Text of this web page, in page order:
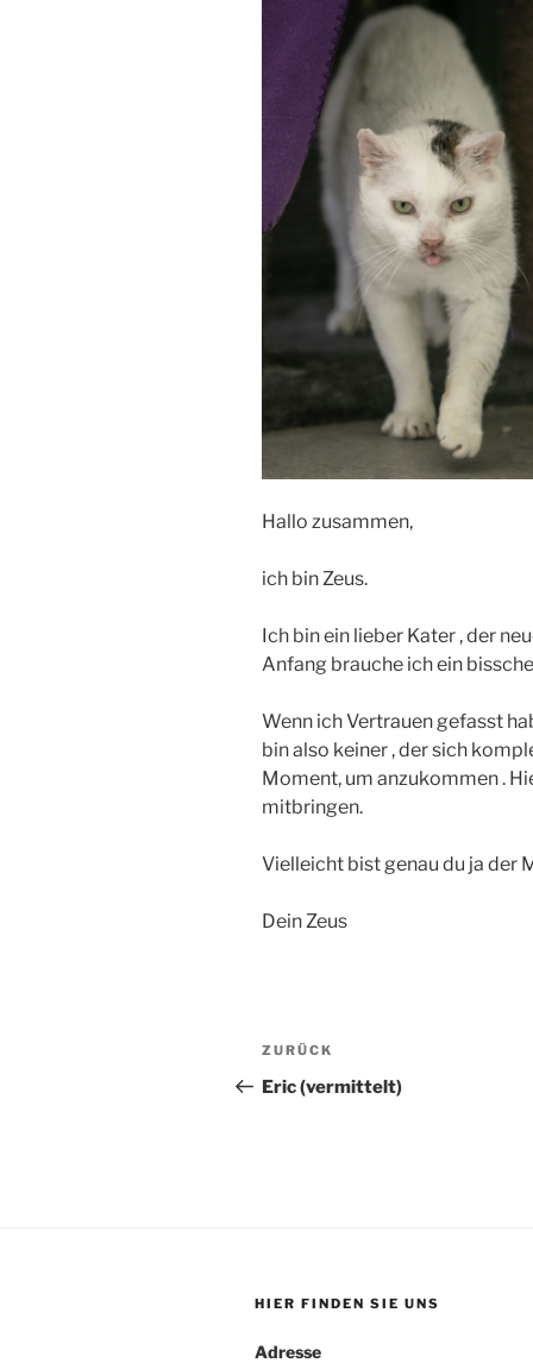
Hallo zusammen,
ich bin Zeus.
Ich bin ein lieber Kater , der
Anfang brauche ich ein
Wenn ich Vertrauen gefasst
bin also keiner , der sich
Moment, um anzukommen .
mitbringen.
Vielleicht bist genau du ja der
Dein Zeus
Beitragsnavigation
Vorheriger
Beitrag
ZURÜCK
Eric (vermittelt)
HIER FINDEN SIE UNS
Adresse